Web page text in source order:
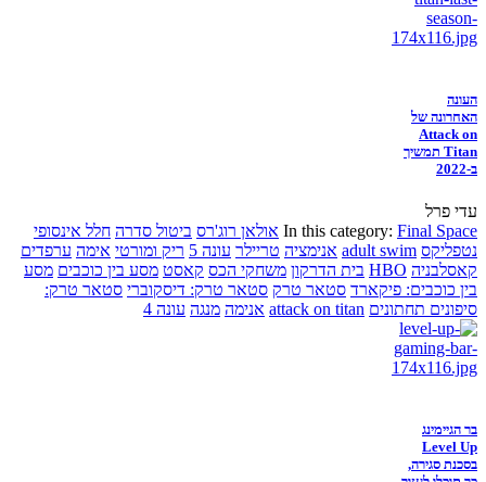
העונה
האחרונה של
Attack on
Titan תמשיך
ב-2022
עדי פרל
In this category: Final Space אולאן רוג'רס ביטול סדרה חלל אינסופי
נטפליקס adult swim אנימציה טריילר עונה 5 ריק ומורטי אימה ערפדים
קאסלבניה HBO בית הדרקון משחקי הכס קאסט מסע בין כוכבים מסע
בין כוכבים: פיקארד סטאר טרק סטאר טרק: דיסקוברי סטאר טרק:
סיפונים תחתונים attack on titan אנימה מנגה עונה 4
בר הגיימינג
Level Up
בסכנת סגירה,